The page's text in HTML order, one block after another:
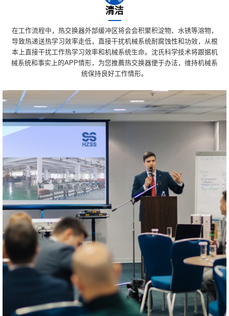
清洁
在工作流程中，热交换器外部缓冲区将会会积聚积淀物、水锈等溶物，
导致热递送热学习效率走低，直接干扰机械系统耐腐蚀性和功效，从根
本上直接干扰工作热学习效率和机械系统生命。沈氏科学技术将跟据机
械系统和事实上的APP情形，为您推薦热交换器便于办法，维持机械系
统保持良好工作情形。